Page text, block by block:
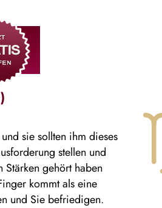
sie sollten ihm dieses
stellen und
gehört haben
kommt als eine
und Sie befriedigen.